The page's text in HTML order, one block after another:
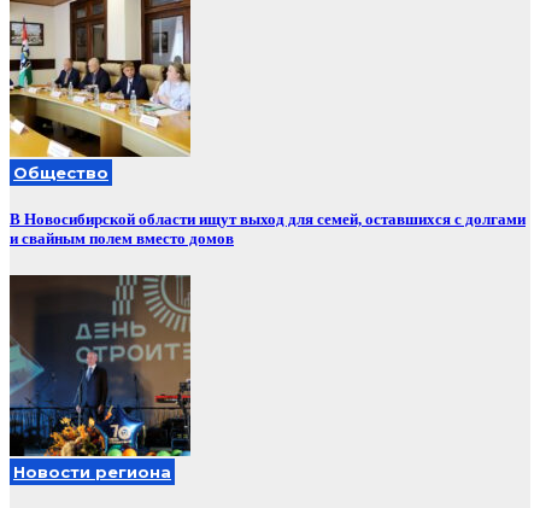
Общество
В Новосибирской области ищут выход для семей, оставшихся с долгами
и свайным полем вместо домов
Новости региона